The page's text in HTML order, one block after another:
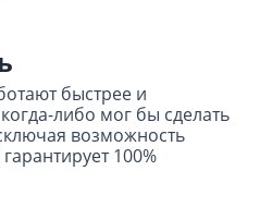
быстрее и
либо мог бы сделать
возможность
100%